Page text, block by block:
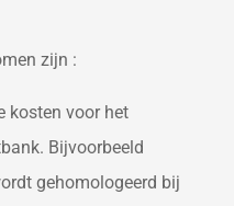
zijn :
kosten voor het
Bijvoorbeeld
gehomologeerd bij